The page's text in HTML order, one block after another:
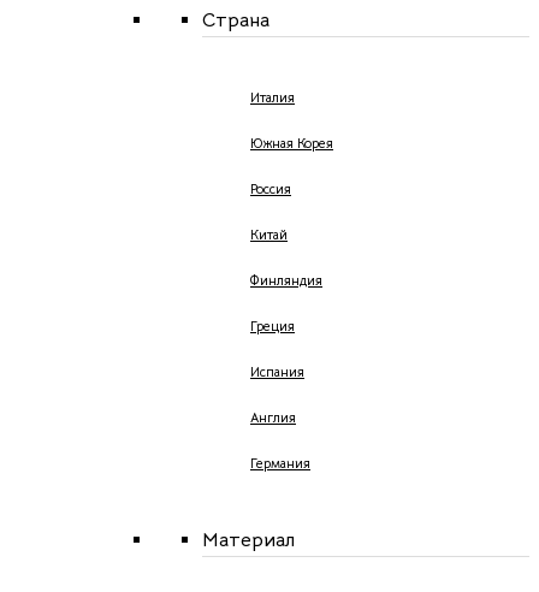
Страна
Италия
Южная Корея
Россия
Китай
Финляндия
Греция
Испания
Англия
Германия
Материал